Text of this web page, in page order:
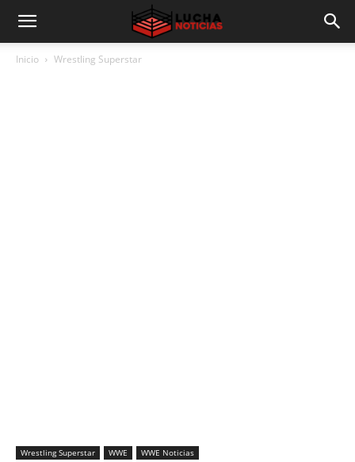
Inicio Wrestling Superstar
Wrestling Superstar WWE WWE Noticias